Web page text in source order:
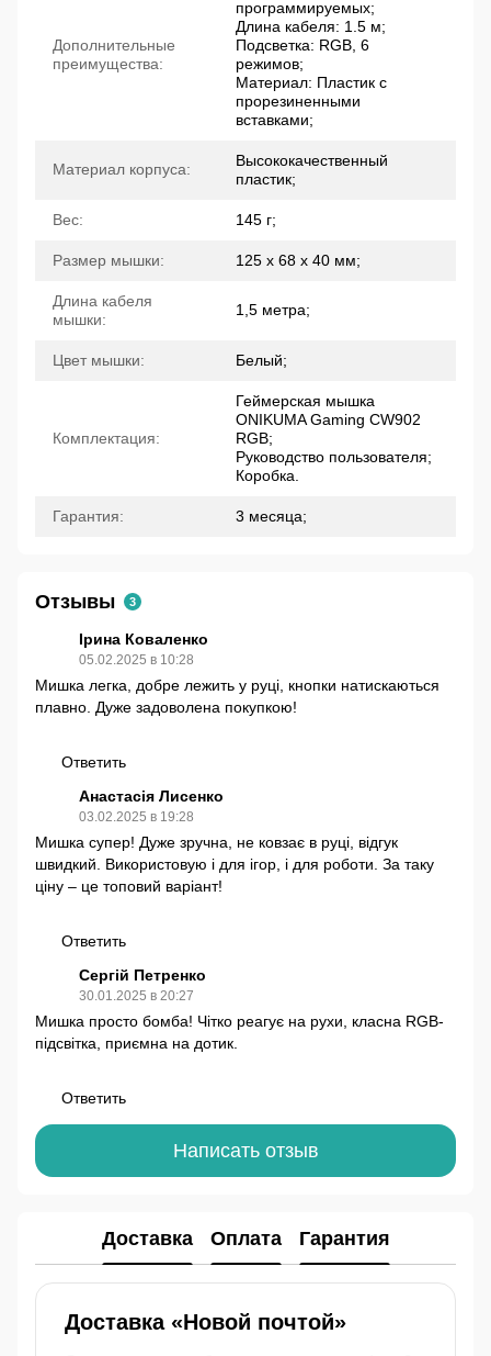
Дополнительные
преимущества:
программируемых;
Длина кабеля: 1.5 м;
Подсветка: RGB, 6
режимов;
Материал: Пластик с
прорезиненными
вставками;
Материал корпуса:
Высококачественный
пластик;
Вес: 145 г;
Размер мышки: 125 х 68 х 40 мм;
Длина кабеля
мышки:
1,5 метра;
Цвет мышки: Белый;
Комплектация:
Геймерская мышка
ONIKUMA Gaming CW902
RGB;
Руководство пользователя;
Коробка.
Гарантия: 3 месяца;
Отзывы 3
Ірина Коваленко
05.02.2025 в 10:28
Мишка легка, добре лежить у руці, кнопки натискаються
плавно. Дуже задоволена покупкою!
Ответить
Анастасія Лисенко
03.02.2025 в 19:28
Мишка супер! Дуже зручна, не ковзає в руці, відгук
швидкий. Використовую і для ігор, і для роботи. За таку
ціну – це топовий варіант!
Ответить
Сергій Петренко
30.01.2025 в 20:27
Мишка просто бомба! Чітко реагує на рухи, класна RGB-
підсвітка, приємна на дотик.
Ответить
Написать отзыв
Доставка Оплата Гарантия
Доставка «Новой почтой»